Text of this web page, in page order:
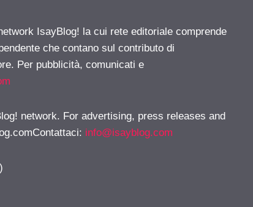
IsayBlog! la cui rete editoriale comprende
che contano sul contributo di
Per pubblicità, comunicati e
network. For advertising, press releases and
: info@isayblog.com